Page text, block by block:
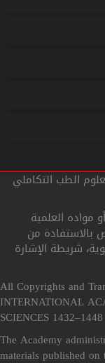
الطب التكاملي
مواده العلمية
بالاستفادة من
شريطة الإشارة
All Copyrights and
INTERNATIONAL
SCIENCES
The Academy
materials published